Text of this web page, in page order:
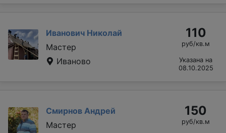
Иванович Николай
Мастер
Иваново
110
руб/кв.м
Указана на
08.10.2025
Смирнов Андрей
Мастер
150
руб/кв.м